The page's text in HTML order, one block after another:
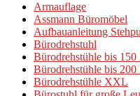
Armauflage
Assmann Büromöbel
Aufbauanleitung
Bürodrehstuhl
Bürodrehstühle bis
Bürodrehstühle bis
Bürodrehstühle XXL